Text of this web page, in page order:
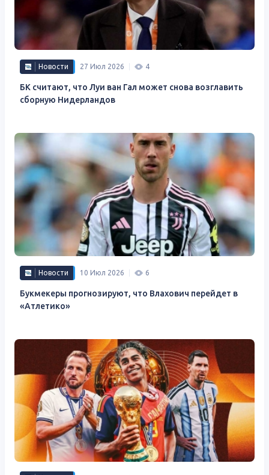
Новости 27 Июл 2026 4
БК считают, что Луи ван Гал может снова возглавить
сборную Нидерландов
Новости 10 Июл 2026 6
Букмекеры прогнозируют, что Влахович перейдет в
«Атлетико»